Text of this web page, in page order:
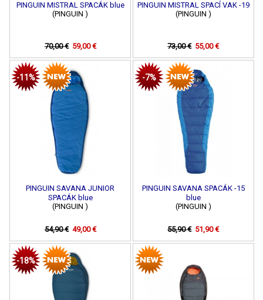
PINGUIN MISTRAL SPACÁK blue
(PINGUIN )
70,00 € 59,00 €
PINGUIN MISTRAL SPACÍ VAK -19
(PINGUIN )
73,00 € 55,00 €
-11%
PINGUIN SAVANA JUNIOR
SPACÁK blue
(PINGUIN )
54,90 € 49,00 €
-7%
PINGUIN SAVANA SPACÁK -15
blue
(PINGUIN )
55,90 € 51,90 €
-18%